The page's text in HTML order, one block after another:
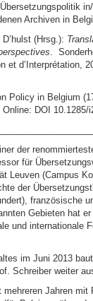
Archiven in
(Hrsg.):
.
et d’Interprétation,
Policy in Belgium
DOI 10.1285/
der
für
Leuven (Campus
der
französische
Gebieten hat
und internationale
im Juni 2013
Schreiber weiter
Jahren